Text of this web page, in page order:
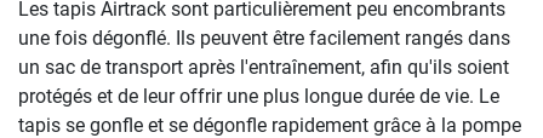
Les tapis Airtrack sont particulièrement peu encombrants
une fois dégonflé. Ils peuvent être facilement rangés dans
un sac de transport après l'entraînement, afin qu'ils soient
protégés et de leur offrir une plus longue durée de vie. Le
tapis se gonfle et se dégonfle rapidement grâce à la pompe